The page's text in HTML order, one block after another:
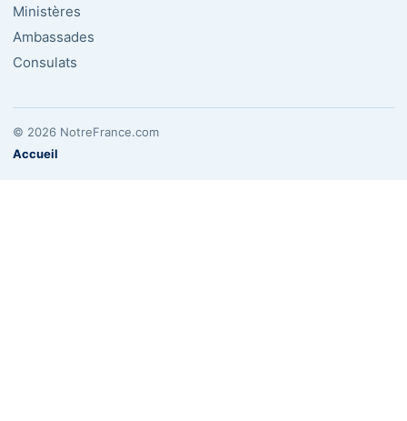
Ministères
Ambassades
Consulats
© 2026 NotreFrance.com
Accueil